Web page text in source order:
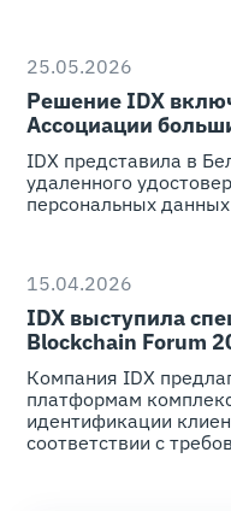
25.05.2026
Решение IDX
Ассоциации
IDX представила в
удаленного
персональных
15.04.2026
IDX выступила
Blockchain Forum
Компания IDX
платформам
идентификации
соответствии с